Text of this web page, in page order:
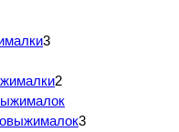
3
2
3